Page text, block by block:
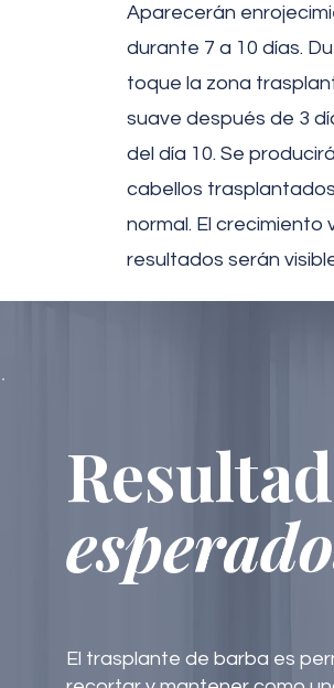
Aparecerán
durante 7 a 10 días.
toque la zona
suave después de 3
del día 10. Se
cabellos
normal. El crecimiento
resultados serán
El trasplante de barba es